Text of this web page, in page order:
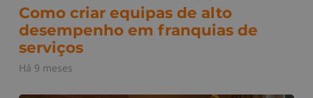
Como criar equipas de alto
desempenho em franquias de
serviços
Há 9 meses